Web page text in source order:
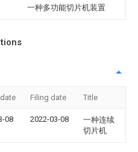
一种多功能切片机装置
Filing date Title
08 2022-03-08
一种连续
切片机